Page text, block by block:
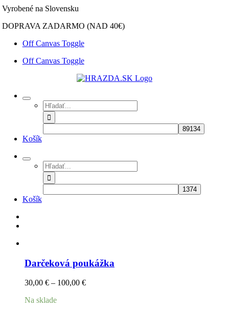
Skip
content
Vyrobené na Slovensku
DOPRAVA ZADARMO (NAD 40€)
Off Canvas Toggle
Off Canvas Toggle
Hľadať:
Košík
Hľadať:
Košík
Darčeková poukážka
30,00 € – 100,00 €
Na sklade